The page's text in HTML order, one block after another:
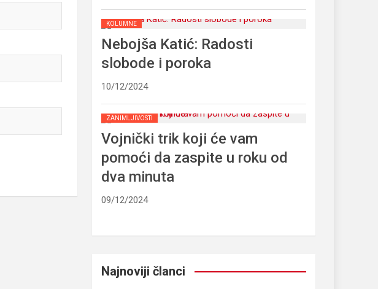
KOLUMNE
Nebojša Katić: Radosti
slobode i poroka
10/12/2024
ZANIMLJIVOSTI
Vojnički trik koji će vam
pomoći da zaspite u roku od
dva minuta
09/12/2024
Najnoviji članci